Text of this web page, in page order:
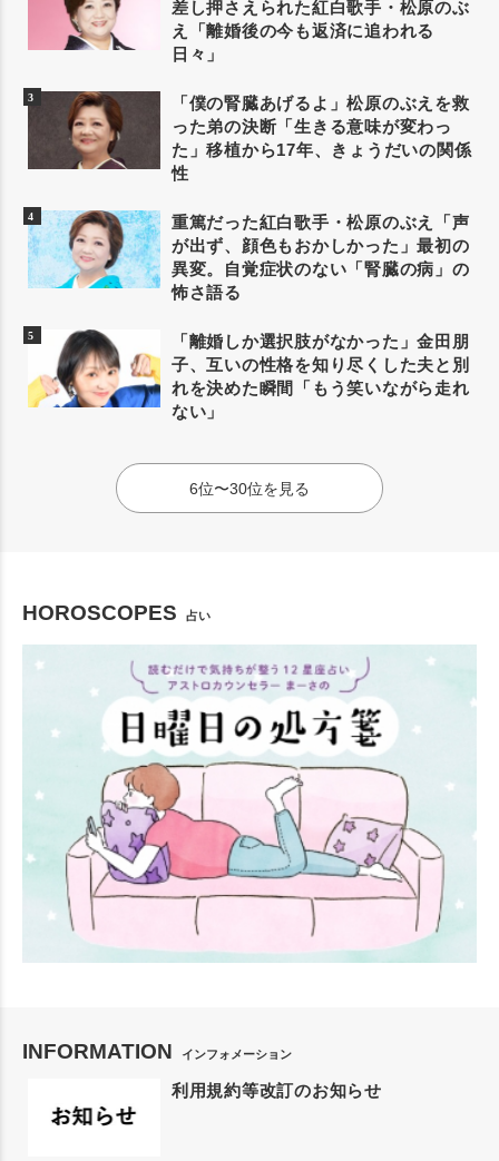
差し押さえられた紅白歌手・松原のぶ
え「離婚後の今も返済に追われる
日々」
「僕の腎臓あげるよ」松原のぶえを救
った弟の決断「生きる意味が変わっ
た」移植から17年、きょうだいの関係
性
重篤だった紅白歌手・松原のぶえ「声
が出ず、顔色もおかしかった」最初の
異変。自覚症状のない「腎臓の病」の
怖さ語る
「離婚しか選択肢がなかった」金田朋
子、互いの性格を知り尽くした夫と別
れを決めた瞬間「もう笑いながら走れ
ない」
6位〜30位を見る
HOROSCOPES 占い
INFORMATION インフォメーション
利用規約等改訂のお知らせ